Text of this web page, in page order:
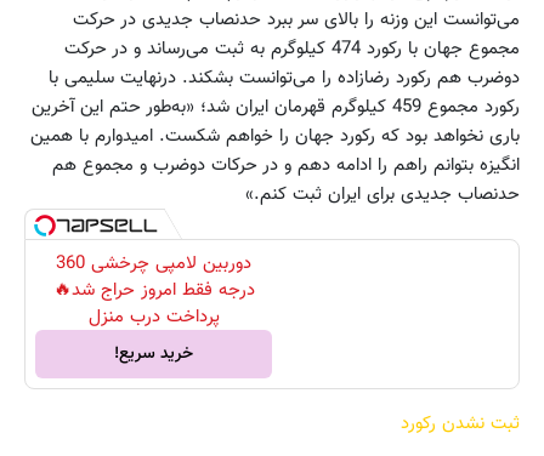
می‌توانست این وزنه را بالای سر ببرد حد‌نصاب جدیدی در حرکت
مجموع جهان با رکورد 474 کیلوگرم به ثبت می‌رساند و در حرکت
دوضرب هم رکورد رضازاده را می‌توانست بشکند. درنهایت سلیمی با
رکورد مجموع 459 کیلوگرم قهرمان ایران شد؛ «به‌طور حتم این آخرین
باری نخواهد بود که رکورد جهان را خواهم شکست. امیدوارم با همین
انگیزه بتوانم راهم‌ را ادامه دهم و در حرکات دوضرب و مجموع هم
حدنصاب جدیدی برای ایران ثبت کنم.»
دوربین لامپی چرخشی 360
درجه فقط امروز حراج شد🔥
پرداخت درب منزل
خرید سریع!
ثبت نشدن رکورد